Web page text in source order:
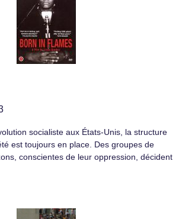
socialiste aux États-Unis, la structure
est toujours en place. Des groupes de
conscientes de leur oppression, décident